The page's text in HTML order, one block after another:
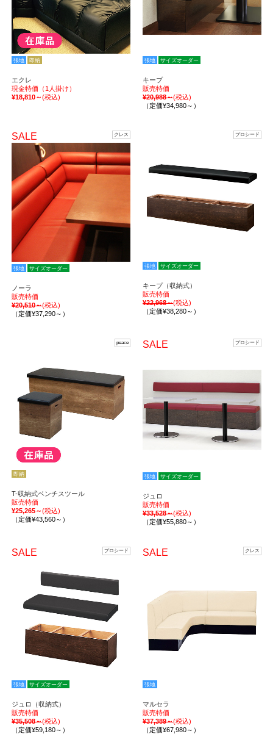
張地 即納
エクレ
現金特価（1人掛け）
¥18,810～(税込)
張地 サイズオーダー
キープ
販売特価
¥20,988～(税込)
（定価¥34,980～）
SALE クレス
張地 サイズオーダー
ノーラ
販売特価
¥20,510～(税込)
（定価¥37,290～）
プロシード
張地 サイズオーダー
キープ（収納式）
販売特価
¥22,968～(税込)
（定価¥38,280～）
peace
即納
T-収納式ベンチスツール
販売特価
¥25,265～(税込)
（定価¥43,560～）
SALE プロシード
張地 サイズオーダー
ジュロ
販売特価
¥33,528～(税込)
（定価¥55,880～）
SALE プロシード
張地 サイズオーダー
ジュロ（収納式）
販売特価
¥35,508～(税込)
（定価¥59,180～）
SALE クレス
張地
マルセラ
販売特価
¥37,389～(税込)
（定価¥67,980～）